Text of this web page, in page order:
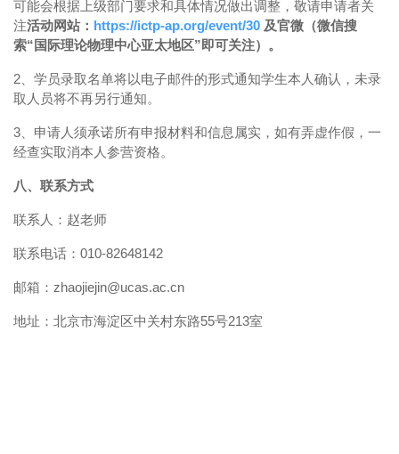
可能会根据上级部门要求和具体情况做出调整，敬请申请者关
注活动网站： https://ictp-ap.org/event/30 及官微（微信搜
索“国际理论物理中心亚太地区”即可关注）。
2、学员录取名单将以电子邮件的形式通知学生本人确认，未录
取人员将不再另行通知。
3、申请人须承诺所有申报材料和信息属实，如有弄虚作假，一
经查实取消本人参营资格。
八、联系方式
联系人：赵老师
联系电话：010-82648142
邮箱：zhaojiejin@ucas.ac.cn
地址：北京市海淀区中关村东路55号213室